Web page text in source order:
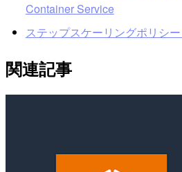
Container Service
ステップスケーリングポリシ
関連記事